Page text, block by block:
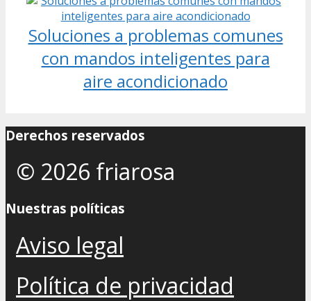
Soluciones a problemas comunes
con mandos inteligentes para
aire acondicionado
Derechos reservados
© 2026 friarosa
Nuestras políticas
Aviso legal
Política de privacidad